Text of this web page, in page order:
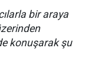
bir araya
konuşarak şu